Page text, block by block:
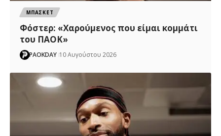
ΜΠΑΣΚΕΤ
Φόστερ: «Χαρούμενος που είμαι κομμάτι
του ΠΑΟΚ»
PAOKDAY 10 Αυγούστου 2026